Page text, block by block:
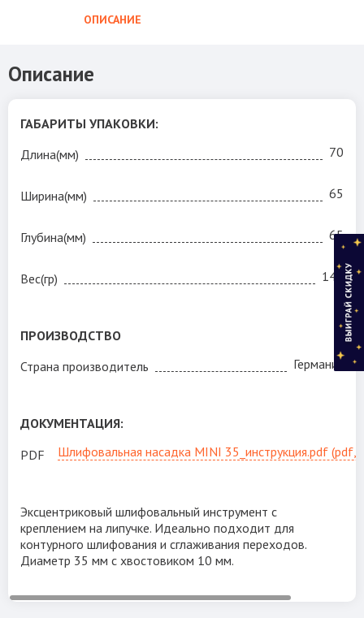
ОПИСАНИЕ
Описание
ГАБАРИТЫ УПАКОВКИ:
Длина(мм)
70
Ширина(мм) 65
Глубина(мм) 65
Вес(гр) 147
ПРОИЗВОДСТВО
Страна производитель
Германия
ДОКУМЕНТАЦИЯ:
PDF
Шлифовальная насадка MINI 35_инструкция.pdf (pdf,
Эксцентриковый шлифовальный инструмент с
креплением на липучке. Идеально подходит для
контурного шлифования и сглаживания переходов.
Диаметр 35 мм с хвостовиком 10 мм.
КОМПЛЕКТАЦИЯ:
— 6 шлифовальных дисков диаметром 40 мм.